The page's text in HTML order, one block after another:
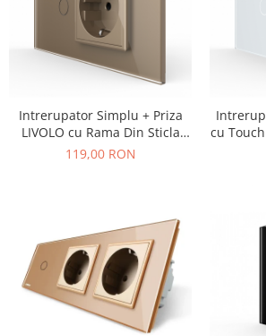
Intrerupator Simplu + Priza
LIVOLO cu Rama Din Sticla
4M, Standard Italian
119,00 RON
cu
Sticla,